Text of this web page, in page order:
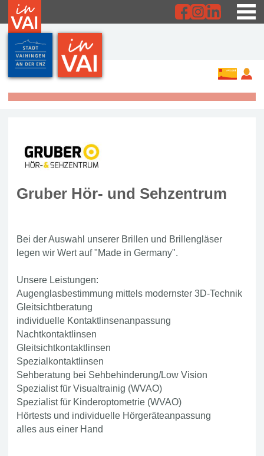
Gruber Hör- und Sehzentrum
Bei der Auswahl unserer Brillen und Brillengläser
legen wir Wert auf "Made in Germany".
Unsere Leistungen:
Augenglasbestimmung mittels modernster 3D-Technik
Gleitsichtberatung
individuelle Kontaktlinsenanpassung
Nachtkontaktlinsen
Gleitsichtkontaktlinsen
Spezialkontaktlinsen
Sehberatung bei Sehbehinderung/Low Vision
Spezialist für Visualtrainig (WVAO)
Spezialist für Kinderoptometrie (WVAO)
Hörtests und individuelle Hörgeräteanpassung
alles aus einer Hand